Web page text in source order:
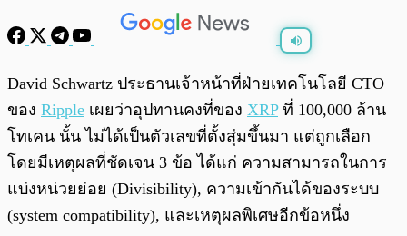
0:00 /0:00
David Schwartz ประธานเจ้าหน้าที่ฝ่ายเทคโนโลยี CTO
ของ Ripple เผยว่าอุปทานคงที่ของ XRPที่ 100,000 ล้าน
โทเคน นั้น ไม่ได้เป็นตัวเลขที่ตั้งสุ่มขึ้นมา แต่ถูกเลือก
โดยมีเหตุผลที่ชัดเจน 3 ข้อ ได้แก่ ความสามารถในการ
แบ่งหน่วยย่อย (Divisibility), ความเข้ากันได้ของระบบ
(system compatibility), และเหตุผลพิเศษอีกข้อหนึ่ง